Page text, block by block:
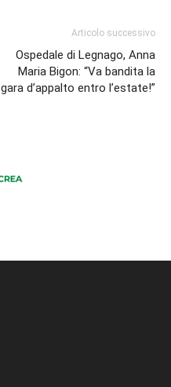
Articolo successivo
Ospedale di Legnago, Anna
Maria Bigon: “Va bandita la
gara d’appalto entro l’estate!”